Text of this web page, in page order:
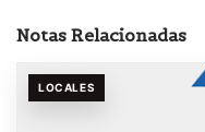
Notas Relacionadas
LOCALES